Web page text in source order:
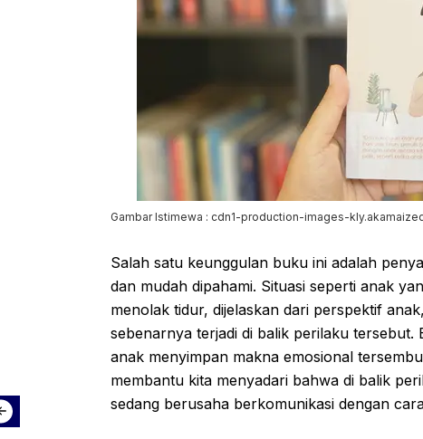
Gambar Istimewa : cdn1-production-images-
Salah satu keunggulan buku ini adalah
dan mudah dipahami. Situasi seperti anak
menolak tidur, dijelaskan dari perspektif
sebenarnya terjadi di balik perilaku
anak menyimpan makna emosional
membantu kita menyadari bahwa di balik
sedang berusaha berkomunikasi dengan